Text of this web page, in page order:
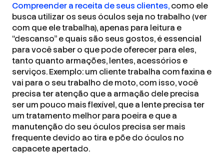
Compreender a receita de seus clientes,como ele
busca utilizar os seus óculos seja no trabalho (ver
com que ele trabalha), apenas para leitura e
“descanso” e quais são seus gostos, é essencial
para você saber o que pode oferecer para eles,
tanto quanto armações, lentes, acessórios e
serviços. Exemplo: um cliente trabalha com faxina e
vai para o seu trabalho de moto, com isso, você
precisa ter atenção que a armação dele precisa
ser um pouco mais flexível, que a lente precisa ter
um tratamento melhor para poeira e que a
manutenção do seu óculos precisa ser mais
frequente devido ao tira e põe do óculos no
capacete apertado.